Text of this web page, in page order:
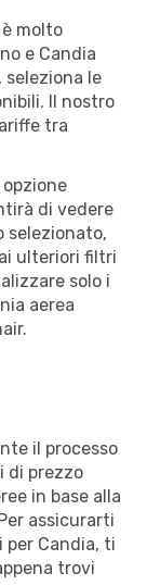
molto
e Candia
le
Il nostro
tra
di vedere
selezionato,
ulteriori filtri
solo i
aerea
il processo
di prezzo
in base alla
assicurarti
Candia, ti
trovi